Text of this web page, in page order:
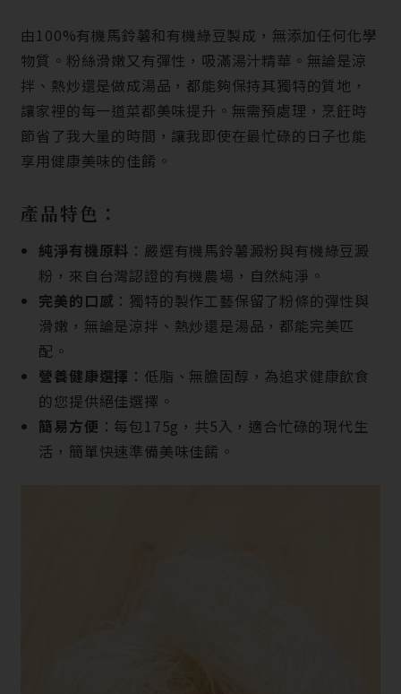
由100%有機馬鈴薯和有機綠豆製成，無添加任何化學
物質。粉絲滑嫩又有彈性，吸滿湯汁精華。無論是涼
拌、熱炒還是做成湯品，都能夠保持其獨特的質地，
讓家裡的每一道菜都美味提升。無需預處理，烹飪時
節省了我大量的時間，讓我即使在最忙碌的日子也能
享用健康美味的佳餚。
產品特色：
純淨有機原料 ：嚴選有機馬鈴薯澱粉與有機綠豆澱
粉，來自台灣認證的有機農場，自然純淨。
完美的口感 ：獨特的製作工藝保留了粉條的彈性與
滑嫩，無論是涼拌、熱炒還是湯品，都能完美匹
配。
營養健康選擇 ：低脂、無膽固醇，為追求健康飲食
的您提供絕佳選擇。
簡易方便 ：每包175g，共5入，適合忙碌的現代生
活，簡單快速準備美味佳餚。